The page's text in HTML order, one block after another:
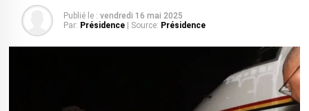
Publié le : vendredi 16 mai 2025
Par: Présidence | Source: Présidence